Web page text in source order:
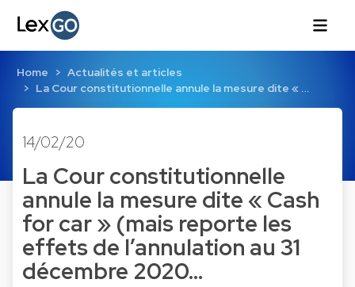
Home
Actualités et articles
La Cour constitutionnelle annule la mesure dite « …
14/02/20
La Cour constitutionnelle
annule la mesure dite « Cash
for car » (mais reporte les
effets de l’annulation au 31
décembre 2020…